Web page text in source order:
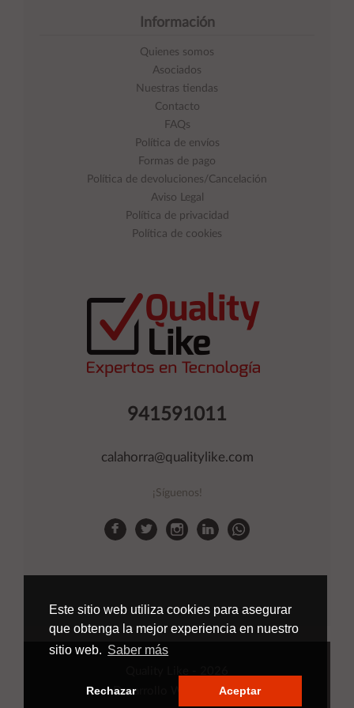
Este sitio web utiliza cookies para asegurar
que obtenga la mejor experiencia en nuestro
sitio web. Saber más
Rechazar Aceptar
941591011
calahorra@qualitylike.com
¡Síguenos!
Información
Quienes somos
Asociados
Nuestras tiendas
Contacto
FAQs
Política de envíos
Formas de pago
Política de devoluciones/Cancelación
Aviso Legal
Política de privacidad
Política de cookies
Desarrollo Web
Applinet